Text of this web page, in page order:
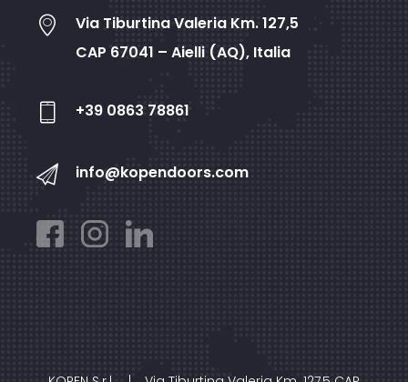
Via Tiburtina Valeria Km. 127,5
CAP 67041 – Aielli (AQ), Italia
+39 0863 78861
info@kopendoors.com